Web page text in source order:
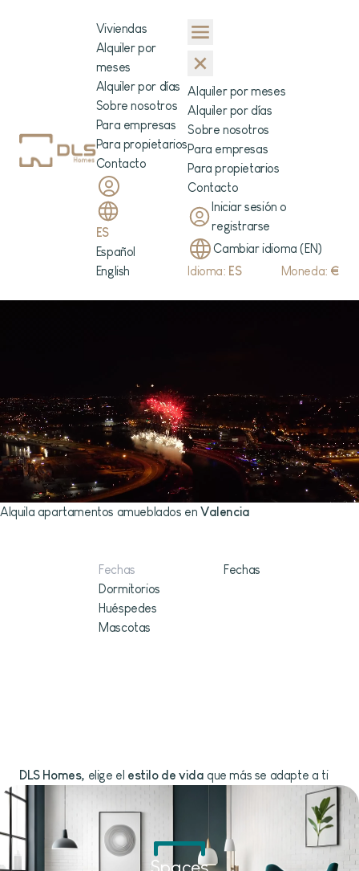
Viviendas
Alquiler por
meses
Alquiler por días
Sobre nosotros
Para empresas
Para propietarios
Contacto
ES
Español
English
Alquiler por meses
Alquiler por días
Sobre nosotros
Para empresas
Para propietarios
Contacto
Iniciar sesión o
registrarse
Cambiar idioma (EN)
Idioma: ES Moneda: €
Alquila apartamentos amueblados en Valencia
Fechas
Dormitorios
Huéspedes
Mascotas
DLS Homes, elige el estilo de vida que más se adapte a ti
Spaces